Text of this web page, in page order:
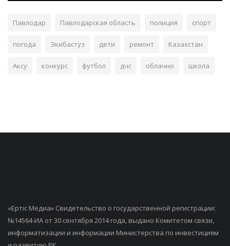
Павлодар Павлодарская область полиция спорт
погода Экибастуз дети ремонт Казахстан
Аксу конкурс футбол дчс облачно школа
«Ертiс Медиа» Свидетельство о государственной регистрации:
№14564-ИА от 30 сентября 2014 года, выдано Комитетом связи,
информатизации и информации Министерства по инвестициям